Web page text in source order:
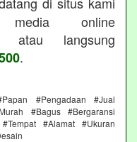
online
atau langsung
.
#Pengadaan #Jual
#Bagus #Bergaransi
#Alamat #Ukuran